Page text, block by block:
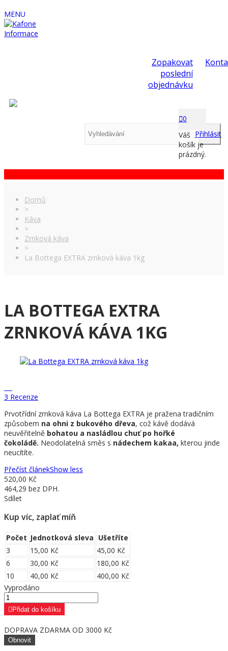
MENU
Informace
Zopakovat
poslední
objednávku
0
Váš
košík je
prázdný.
Přihlásit
Domů
>
Káva
>
Zrnková káva
>
La Bottega EXTRA zrnková káva 1kg
LA BOTTEGA EXTRA
ZRNKOVÁ KÁVA 1KG
3 Recenze
Prvotřídní zrnková káva La Bottega EXTRA je pražena tradičním
způsobem na ohni z bukového dřeva, což kávě dodává
neuvěřitelně bohatou a nasládlou chuť po hořké
čokoládě. Neodolatelná směs s nádechem kakaa, kterou jinde
neucítíte.
Přečíst článekShow less
520,00 Kč
464,29 bez DPH.
Sdílet
Kup víc, zaplať míň
Počet Jednotková sleva Ušetříte
3
15,00 Kč
45,00 Kč
6
30,00 Kč
180,00 Kč
10
40,00 Kč
400,00 Kč
Vyprodáno
Přidat do košíku
DOPRAVA ZDARMA OD 3000 Kč